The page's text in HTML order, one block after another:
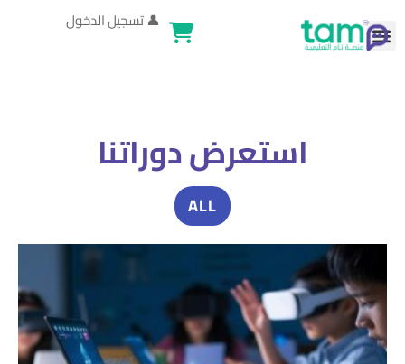
👤تسجيل الدخول
استعرض دوراتنا
ALL